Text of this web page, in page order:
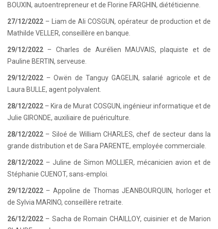
BOUXIN, autoentrepreneur et de Florine FARGHIN, diététicienne.
27/12/2022 – Liam de Ali COSGUN, opérateur de production et de
Mathilde VELLER, conseillère en banque.
29/12/2022 – Charles de Aurélien MAUVAIS, plaquiste et de
Pauline BERTIN, serveuse.
29/12/2022 – Owën de Tanguy GAGELIN, salarié agricole et de
Laura BULLE, agent polyvalent.
28/12/2022 – Kira de Murat COSGUN, ingénieur informatique et de
Julie GIRONDE, auxiliaire de puériculture.
28/12/2022 – Siloé de William CHARLES, chef de secteur dans la
grande distribution et de Sara PARENTE, employée commerciale.
28/12/2022 – Juline de Simon MOLLIER, mécanicien avion et de
Stéphanie CUENOT, sans-emploi.
29/12/2022 – Appoline de Thomas JEANBOURQUIN, horloger et
de Sylvia MARINO, conseillère retraite.
26/12/2022 – Sacha de Romain CHAILLOY, cuisinier et de Marion